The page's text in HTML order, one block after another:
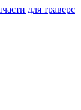
для траверс